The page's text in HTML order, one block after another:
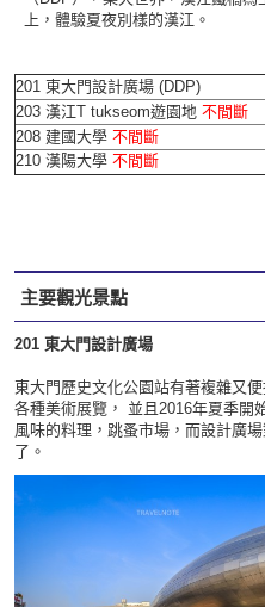
上，體驗夏夜別樣的漢江。
201 東大門設計廣場 (DDP)
203 漢江T tukseom遊園地 不間斷
208 建國大學 不間斷
210 漢陽大學 不間斷
主要觀光景點
201 東大門設計廣場
東大門歷史文化公園站有著複雜又
各種美術展覽， 並且2016年夏季開
風味的料理，跳蚤市場，而設計廣
了。